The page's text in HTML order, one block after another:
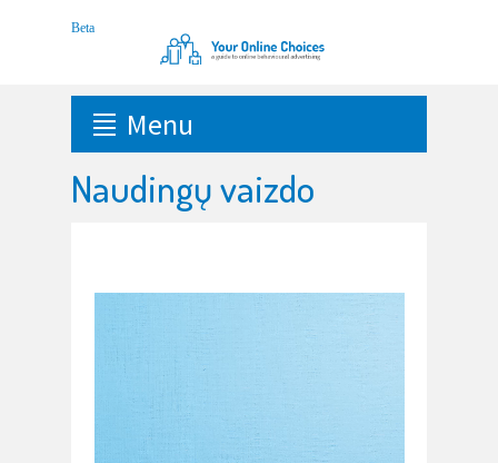
Menu
Naudingų vaizdo